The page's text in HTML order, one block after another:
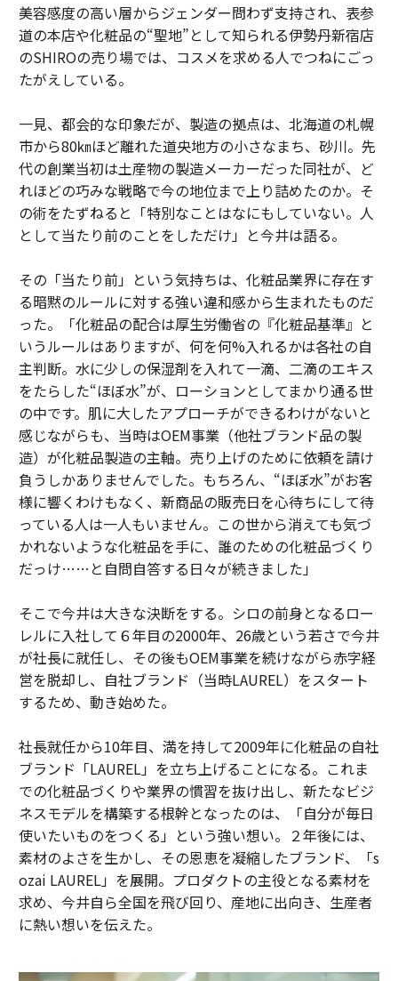
美容感度の高い層からジェンダー問わず支持され、表参
道の本店や化粧品の“聖地”として知られる伊勢丹新宿店
のSHIROの売り場では、コスメを求める人でつねにごっ
たがえしている。
一見、都会的な印象だが、製造の拠点は、北海道の札幌
市から80㎞ほど離れた道央地方の小さなまち、砂川。先
代の創業当初は土産物の製造メーカーだった同社が、ど
れほどの巧みな戦略で今の地位まで上り詰めたのか。そ
の術をたずねると「特別なことはなにもしていない。人
として当たり前のことをしただけ」と今井は語る。
その「当たり前」という気持ちは、化粧品業界に存在す
る暗黙のルールに対する強い違和感から生まれたものだ
った。「化粧品の配合は厚生労働省の『化粧品基準』と
いうルールはありますが、何を何%入れるかは各社の自
主判断。水に少しの保湿剤を入れて一滴、二滴のエキス
をたらした“ほぼ水”が、ローションとしてまかり通る世
の中です。肌に大したアプローチができるわけがないと
感じながらも、当時はOEM事業（他社ブランド品の製
造）が化粧品製造の主軸。売り上げのために依頼を請け
負うしかありませんでした。もちろん、“ほぼ水”がお客
様に響くわけもなく、新商品の販売日を心待ちにして待
っている人は一人もいません。この世から消えても気づ
かれないような化粧品を手に、誰のための化粧品づくり
だっけ……と自問自答する日々が続きました」
そこで今井は大きな決断をする。シロの前身となるロー
レルに入社して６年目の2000年、26歳という若さで今井
が社長に就任し、その後もOEM事業を続けながら赤字経
営を脱却し、自社ブランド（当時LAUREL）をスタート
するため、動き始めた。
社長就任から10年目、満を持して2009年に化粧品の自社
ブランド「LAUREL」を立ち上げることになる。これま
での化粧品づくりや業界の慣習を抜け出し、新たなビジ
ネスモデルを構築する根幹となったのは、「自分が毎日
使いたいものをつくる」という強い想い。２年後には、
素材のよさを生かし、その恩恵を凝縮したブランド、「s
ozai LAUREL」を展開。プロダクトの主役となる素材を
求め、今井自ら全国を飛び回り、産地に出向き、生産者
に熱い想いを伝えた。